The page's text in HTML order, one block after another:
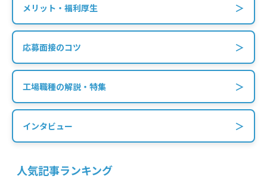
メリット・福利厚生 ＞
応募面接のコツ ＞
工場職種の解説・特集 ＞
インタビュー ＞
人気記事ランキング